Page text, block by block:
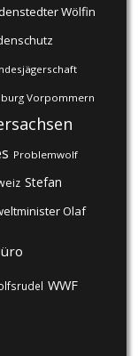
Wölfin
Vorpommern
Problemwolf
Stefan
Olaf
WWF